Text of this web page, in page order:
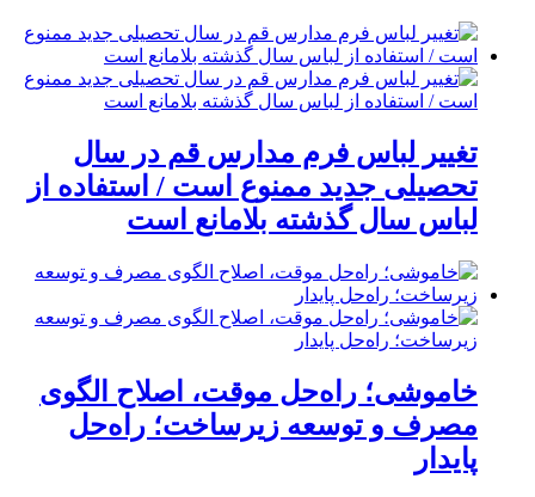
تغییر لباس فرم مدارس قم در سال
تحصیلی جدید ممنوع است / استفاده از
لباس سال گذشته بلامانع است
خاموشی؛ راه‌حل موقت، اصلاح الگوی
مصرف و توسعه زیرساخت؛ راه‌حل
پایدار